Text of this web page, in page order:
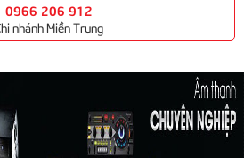
0966 206 912
nhánh Miền Trung